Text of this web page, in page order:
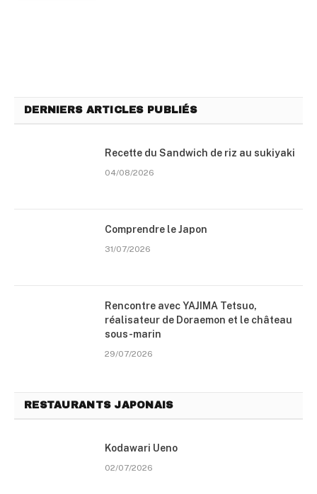
DERNIERS ARTICLES PUBLIÉS
Recette du Sandwich de riz au sukiyaki
04/08/2026
Comprendre le Japon
31/07/2026
Rencontre avec YAJIMA Tetsuo,
réalisateur de Doraemon et le château
sous-marin
29/07/2026
RESTAURANTS JAPONAIS
Kodawari Ueno
02/07/2026